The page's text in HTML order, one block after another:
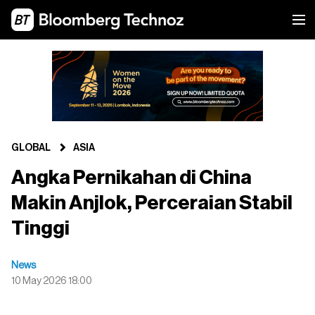
GLOBAL ASIA
Angka Pernikahan di China
Makin Anjlok, Perceraian Stabil
Tinggi
News
10 May 2026 18:00